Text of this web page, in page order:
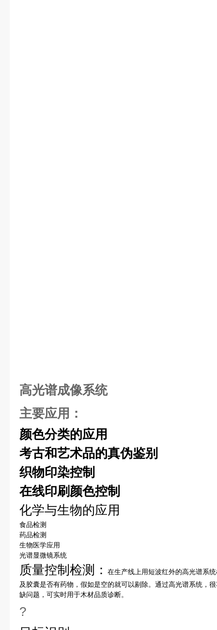
高光谱成像系统
主要应用：
颜色分类的应用
考古和艺术品的真伪鉴别
织物印染控制
在线印刷颜色控制
化学与生物的应用
食品检测
药品检测
生物医学应用
光谱显微镜系统
质量控制检测：
在生产线上用短波红外的高光谱系
及胶囊是否有药物，假如是空的就可以剔除。通过高光谱系统，
缺问题，可实时用于木材品质诊断。
?